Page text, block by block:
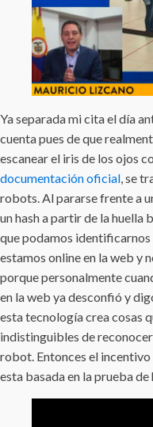
Ya separada mi cita el día
cuenta pues de que
escanear el iris de los ojos
documentación oficial, se
robots. Al pararse frente a
un hash a partir de la huella
que podamos identificarnos
estamos online en la web y
porque personalmente
en la web ya desconfió y
esta tecnología crea cosas
indistinguibles de
robot. Entonces el
esta basada en la prueba de